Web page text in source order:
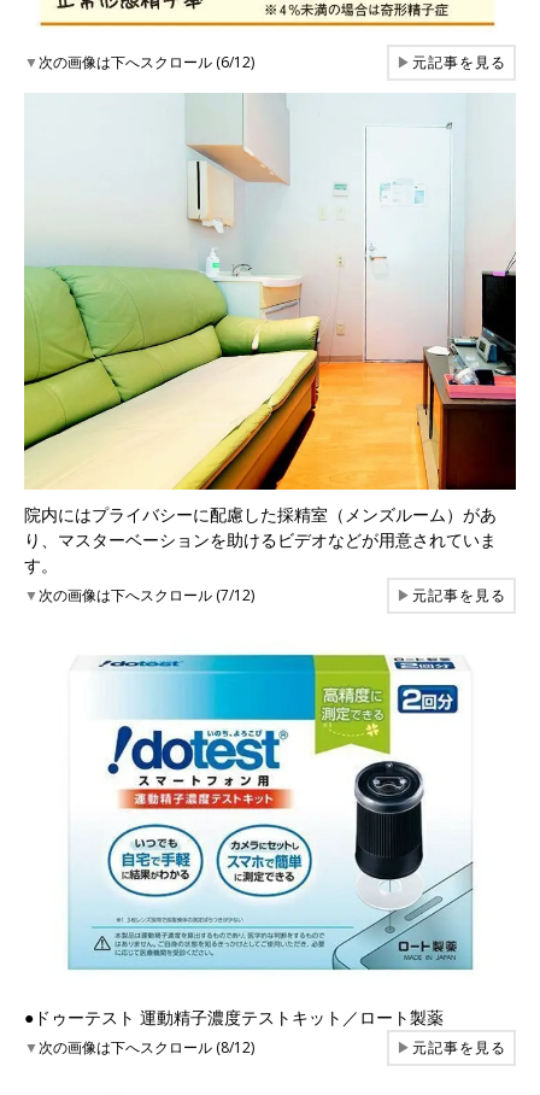
▼次の画像は下へスクロール (6/12) ▶元記事を見る
院内にはプライバシーに配慮した採精室（メンズルーム）があ
り、マスターベーションを助けるビデオなどが用意されていま
す。
▼次の画像は下へスクロール (7/12) ▶元記事を見る
●ドゥーテスト 運動精子濃度テストキット／ロート製薬
▼次の画像は下へスクロール (8/12) ▶元記事を見る